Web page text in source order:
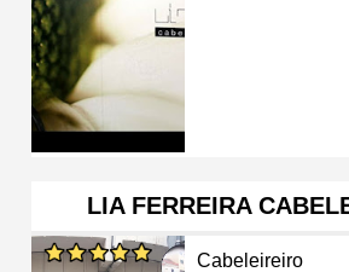
LIA FERREIRA
Cabeleireiro